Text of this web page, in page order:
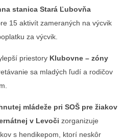
stanica Stará Ľubovňa
15 aktivít zameraných na výcvik
za výcvik.
priestory Klubovne – zóny
sa mladých ľudí a rodičov
mládeže pri SOŠ pre žiakov
v Levoči zorganizuje
s hendikepom, ktorí neskôr